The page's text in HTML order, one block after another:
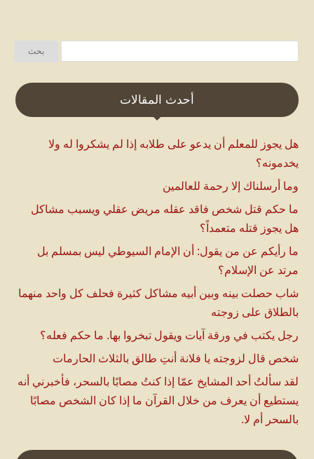
أحدث المقالات
هل يجوز للمعلم أن يدعو على طلابه إذا لم يشكروا له ولا
يخدمونه؟
وما أرسلناك إلا رحمة للعالمين
ما حكم قتل شخص فاقد عقله مريض عقلي ويسبب مشاكل
هل يجوز قتله متعمداً؟
ما رأيكم عن من يقول: أن الإمام السيوطي ليس بمسلم بل
مرتد عن الإسلام؟
شاب حصلت بينه وبين أبيه مشاكل كثيرة فحلف كل واحد منهما
بالطلاق على زوجته
رجل يكتب في ورقة آيات ويقول تبخروا بها. ما حكم فعله؟
شخص قال لزوجته يا فلانة أنتِ طالق بالثلاث الحارمات
لقد سألتُ أحد المشايخ عمّا إذا كنتُ مصابًا بالسحر، فأخبرني أنه
يستطيع أن يعرف من خلال القرآن ما إذا كان الشخص مصابًا
بالسحر أم لا.